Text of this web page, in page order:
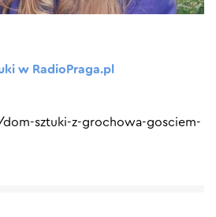
w RadioPraga.pl
sztuki-z-grochowa-gosciem-